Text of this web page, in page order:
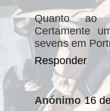
Quanto ao
Certamente
sevens em
Responder
Anónimo 16